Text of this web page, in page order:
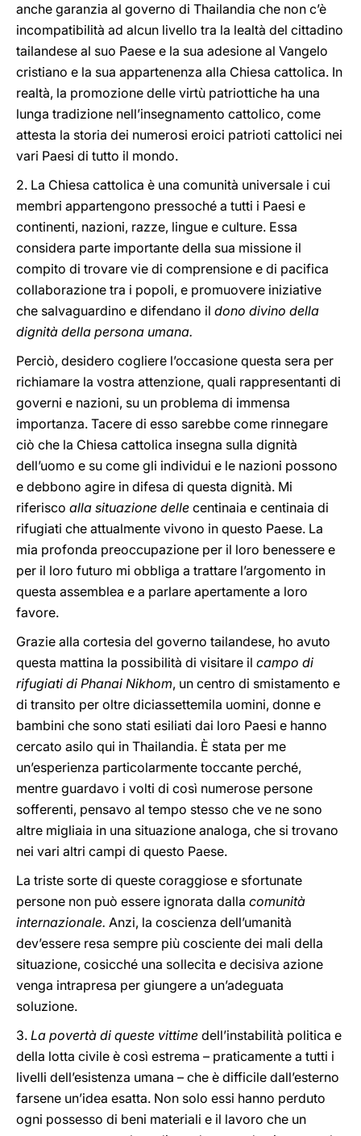
anche garanzia al governo di Thailandia che non c’è
incompatibilità ad alcun livello tra la lealtà del cittadino
tailandese al suo Paese e la sua adesione al Vangelo
cristiano e la sua appartenenza alla Chiesa cattolica. In
realtà, la promozione delle virtù patriottiche ha una
lunga tradizione nell’insegnamento cattolico, come
attesta la storia dei numerosi eroici patrioti cattolici nei
vari Paesi di tutto il mondo.
2. La Chiesa cattolica è una comunità universale i cui
membri appartengono pressoché a tutti i Paesi e
continenti, nazioni, razze, lingue e culture. Essa
considera parte importante della sua missione il
compito di trovare vie di comprensione e di pacifica
collaborazione tra i popoli, e promuovere iniziative
che salvaguardino e difendano il dono divino della
dignità della persona umana.
Perciò, desidero cogliere l’occasione questa sera per
richiamare la vostra attenzione, quali rappresentanti di
governi e nazioni, su un problema di immensa
importanza. Tacere di esso sarebbe come rinnegare
ciò che la Chiesa cattolica insegna sulla dignità
dell’uomo e su come gli individui e le nazioni possono
e debbono agire in difesa di questa dignità. Mi
riferisco alla situazione delle centinaia e centinaia di
rifugiati che attualmente vivono in questo Paese. La
mia profonda preoccupazione per il loro benessere e
per il loro futuro mi obbliga a trattare l’argomento in
questa assemblea e a parlare apertamente a loro
favore.
Grazie alla cortesia del governo tailandese, ho avuto
questa mattina la possibilità di visitare il campo di
rifugiati di Phanai Nikhom, un centro di smistamento e
di transito per oltre diciassettemila uomini, donne e
bambini che sono stati esiliati dai loro Paesi e hanno
cercato asilo qui in Thailandia. È stata per me
un’esperienza particolarmente toccante perché,
mentre guardavo i volti di così numerose persone
sofferenti, pensavo al tempo stesso che ve ne sono
altre migliaia in una situazione analoga, che si trovano
nei vari altri campi di questo Paese.
La triste sorte di queste coraggiose e sfortunate
persone non può essere ignorata dalla comunità
internazionale. Anzi, la coscienza dell’umanità
dev’essere resa sempre più cosciente dei mali della
situazione, cosicché una sollecita e decisiva azione
venga intrapresa per giungere a un’adeguata
soluzione.
3. La povertà di queste vittime dell’instabilità politica e
della lotta civile è così estrema – praticamente a tutti i
livelli dell’esistenza umana – che è difficile dall’esterno
farsene un’idea esatta. Non solo essi hanno perduto
ogni possesso di beni materiali e il lavoro che un